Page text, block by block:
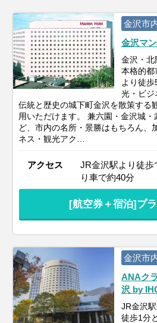
金沢市
金沢マ
金沢・北
本格的都
より徒
光・ビジ
伝統と歴史の城下町金沢を散策する
用いただけます。 兼六園・金沢城
ど、市内の名所・景勝はもちろん、
ネス・観光アク…
アクセス
JR金沢駅より徒歩
り車で約40分
[航空券＋宿泊]プ
金沢市
ANAク
沢 by
JR金沢
徒歩1分